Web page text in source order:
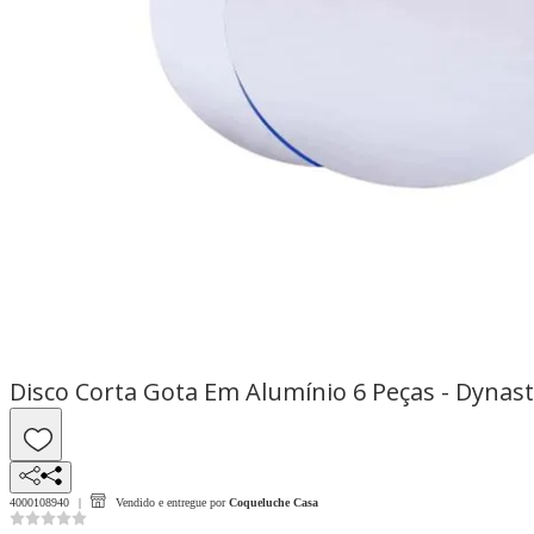
Disco Corta Gota Em Alumínio 6 Peças -
4000108940 Vendido e entregue por Coqueluche Casa